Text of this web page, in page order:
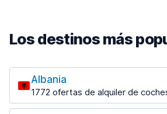
Los destinos más
Albania
1772 ofertas de alquiler de
Los destinos más populares